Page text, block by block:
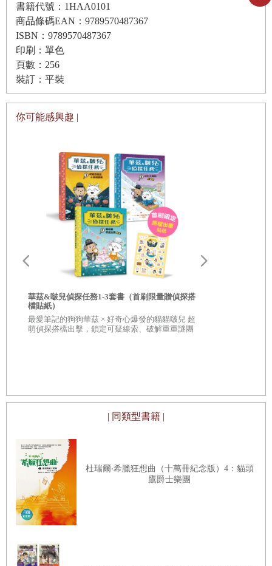
8.女孩們的縫紉團體
9.乾淨整齊的小利亞斯
10.驚險的十歲生日
11.幸福的決定
（Dorothy Canfield Fisher）女士有這樣的功力與素養，
可以完成這樣令人動容的著作了！
在故事一開始，被收養的貝絲來到一個百般呵護她的環
境，法蘭絲姑姑因為自己沒有孩子，所以極度同理和保
護貝絲的所有生活，光是看到法蘭絲姑姑處理貝絲的情
緒，甚至一開始就認定貝絲是個敏感脆弱的小女孩，也
樣的教養模式，怕小孩內心有陰影所以不敢戒尿布、怕
孩子心理受挫所以不敢說不、事事徵詢孩子的同意，誤
以為這就是所謂的「尊重」，殊不知過與不及都不該是
我們教養孩子的態度，也因此貝絲的矮小瘦弱、過度敏
感脆弱就因應著這樣的教養方式而產生了，其實這也是
蒙特梭利女士所說的「吸收性心智」
你給了孩子什麼
樣的訊息，他們就照單全收的形成了自己一部分的人
格。
從故事裡的情節，覺察我們對孩子的教養模式
有個大人給予她百般的同情與憐憫，但其實並沒有，在
農務，甚至還有了自己的貓咪和一位可愛的妹妹要照
顧。
而新學校的生活更是另一番不同景象，其中最令我印象
深刻的是貝絲對數學的恐懼，貝絲以往的學校分級制度
十分清楚：「考試會讓貝絲出現所有可能會出現的恐怖
症狀，我從來沒有聽說過哪一種症狀沒有出現過。」貝
絲甚至學會看老師的臉色來決定答案對不對，但是由於
書籍代號：1HAA0101
商品條碼EAN：9789570487367
ISBN：9789570487367
印刷：單色
頁數：256
裝訂：平裝
你可能感興趣 |
華茲&啵兒偵探任務1-3套書（首刷限量贈偵探搭
檔貼紙）
最愛筆記的狗狗華茲 × 好奇心爆發的貓貓啵兒 超
萌偵探搭檔出擊，鎖定可疑線索、破解重重謎團
| 同類型書籍 |
杜瑞爾‧希臘狂想曲（十萬冊紀念版）4：貓頭
鷹爵士樂團